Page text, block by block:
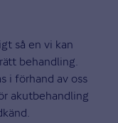
så en vi kan
behandling.
i förhand av oss
akutbehandling